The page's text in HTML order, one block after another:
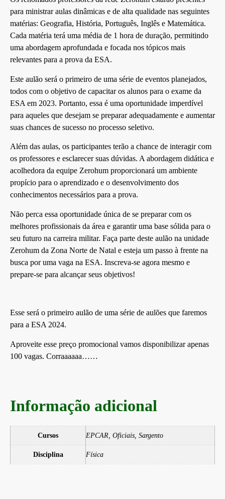
para ministrar aulas dinâmicas e de alta qualidade nas seguintes
matérias: Geografia, História, Português, Inglês e Matemática.
Cada matéria terá uma média de 1 hora de duração, permitindo
uma abordagem aprofundada e focada nos tópicos mais
relevantes para a prova da ESA.
Este aulão será o primeiro de uma série de eventos planejados,
todos com o objetivo de capacitar os alunos para o exame da
ESA em 2023. Portanto, essa é uma oportunidade imperdível
para aqueles que desejam se preparar adequadamente e aumentar
suas chances de sucesso no processo seletivo.
Além das aulas, os participantes terão a chance de interagir com
os professores e esclarecer suas dúvidas. A abordagem didática e
acolhedora da equipe Zerohum proporcionará um ambiente
propício para o aprendizado e o desenvolvimento dos
conhecimentos necessários para a prova.
Não perca essa oportunidade única de se preparar com os
melhores profissionais da área e garantir uma base sólida para o
seu futuro na carreira militar. Faça parte deste aulão na unidade
Zerohum da Zona Norte de Natal e esteja um passo à frente na
busca por uma vaga na ESA. Inscreva-se agora mesmo e
prepare-se para alcançar seus objetivos!
Esse será o primeiro aulão de uma série de aulões que faremos
para a ESA 2024.
Aproveite esse preço promocional vamos disponibilizar apenas
100 vagas. Corraaaaaa……
Informação adicional
Cursos EPCAR, Oficiais, Sargento
Disciplina Física